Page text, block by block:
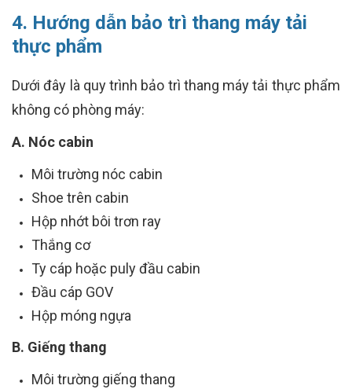
4. Hướng dẫn bảo trì thang máy tải
thực phẩm
Dưới đây là quy trình bảo trì thang máy tải thực phẩm
không có phòng máy:
A. Nóc cabin
Môi trường nóc cabin
Shoe trên cabin
Hộp nhớt bôi trơn ray
Thắng cơ
Ty cáp hoặc puly đầu cabin
Đầu cáp GOV
Hộp móng ngựa
B. Giếng thang
Môi trường giếng thang